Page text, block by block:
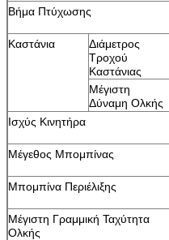
Βήμα Πτύχωσης
Καστάνια
Διάμετρος
Τροχού
Καστάνιας
Μέγιστη
Δύναμη Ολκής
Ισχύς Κινητήρα
Μέγεθος Μπομπίνας
Μπομπίνα Περιέλιξης
Μέγιστη Γραμμική Ταχύτητα
Ολκής